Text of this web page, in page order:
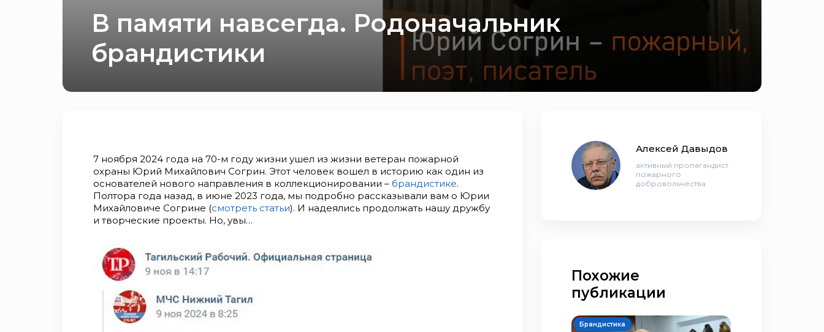
В памяти навсегда. Родоначальник
брандистики
7 ноября 2024 года на 70-м году жизни ушел из жизни ветеран пожарной
охраны Юрий Михайлович Согрин. Этот человек вошел в историю как один из
основателей нового направления в коллекционировании – брандистике.
Полтора года назад, в июне 2023 года, мы подробно рассказывали вам о Юрии
Михайловиче Согрине (смотреть статьи). И надеялись продолжать нашу дружбу
и творческие проекты. Но, увы…
Алексей Давыдов
активный пропагандист
пожарного
добровольчества
Похожие
публикации
Брандистика